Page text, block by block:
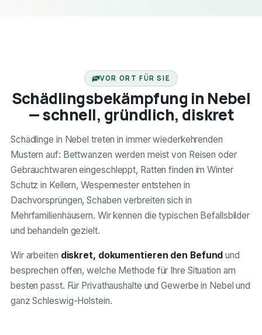
VOR ORT FÜR SIE
Schädlingsbekämpfung in Nebel
— schnell, gründlich, diskret
Schädlinge in Nebel treten in immer wiederkehrenden
Mustern auf: Bettwanzen werden meist von Reisen oder
Gebrauchtwaren eingeschleppt, Ratten finden im Winter
Schutz in Kellern, Wespennester entstehen in
Dachvorsprüngen, Schaben verbreiten sich in
Mehrfamilienhäusern. Wir kennen die typischen Befallsbilder
und behandeln gezielt.
Wir arbeiten diskret, dokumentieren den Befund und
besprechen offen, welche Methode für Ihre Situation am
besten passt. Für Privathaushalte und Gewerbe in Nebel und
ganz Schleswig-Holstein.